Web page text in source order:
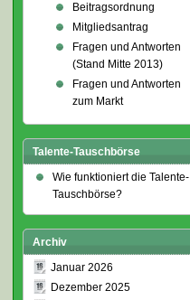
Beitragsordnung
Mitgliedsantrag
Fragen und Antworten
(Stand Mitte 2013)
Fragen und Antworten
zum Markt
Talente-Tauschbörse
Wie funktioniert die Talente-
Tauschbörse?
Archiv
Januar 2026
Dezember 2025